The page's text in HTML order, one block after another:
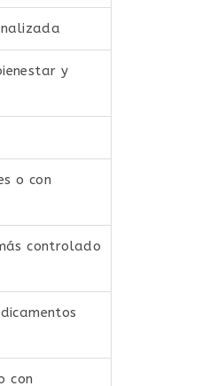
y
o con
controlado
con